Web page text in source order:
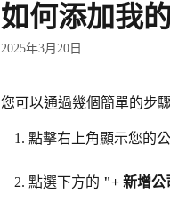
如何添加我
2025年3月20日
您可以通過幾個簡單的步
點擊右上角顯示您的
點選下方的 "+ 新增公